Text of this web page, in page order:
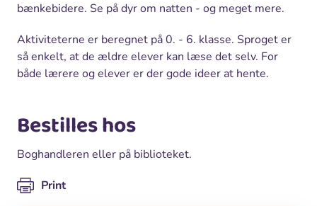
bænkebidere. Se på dyr om natten - og meget mere.
Aktiviteterne er beregnet på 0. - 6. klasse. Sproget er
så enkelt, at de ældre elever kan læse det selv. For
både lærere og elever er der gode ideer at hente.
Bestilles hos
Boghandleren eller på biblioteket.
Print